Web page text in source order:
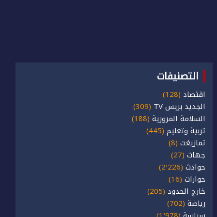
التصنيفات
اقتصاد (128)
الجديد بريس TV
(309)
السلامة المرورية (188)
تربية وتعليم (445)
تمازيغت (8)
جهات (27)
حوادث (2٬226)
حوارات (16)
خارج الحدود (205)
رياضة (702)